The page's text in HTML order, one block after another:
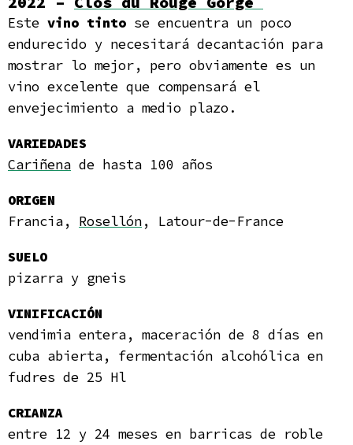
Este vino tinto se encuentra un poco
endurecido y necesitará decantación para
mostrar lo mejor, pero obviamente es un
vino excelente que compensará el
envejecimiento a medio plazo.
VARIEDADES
Cariñena de hasta 100 años
ORIGEN
Francia, Rosellón, Latour-de-France
SUELO
pizarra y gneis
VINIFICACIÓN
vendimia entera, maceración de 8 días en
cuba abierta, fermentación alcohólica en
fudres de 25 Hl
CRIANZA
entre 12 y 24 meses en barricas de roble